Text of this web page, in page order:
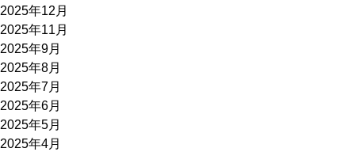
2025年12月
2025年11月
2025年9月
2025年8月
2025年7月
2025年6月
2025年5月
2025年4月